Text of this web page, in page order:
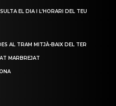
EL DIA I L’HORARI DEL TEU
AL TRAM MITJÀ-BAIX DEL TER
MARBREJAT